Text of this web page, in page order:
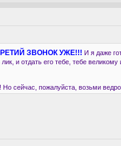
РЕТИЙ ЗВОНОК УЖЕ!!! И я даже
и отдать его тебе, тебе
пожалуйста, возьми